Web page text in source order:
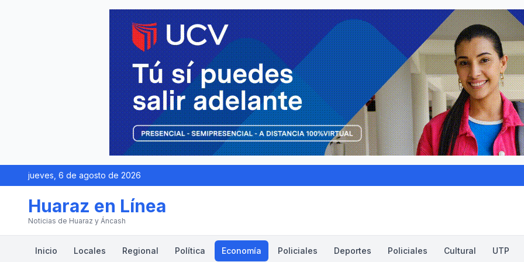
jueves, 6 de agosto de 2026
Huaraz en Línea
Noticias de Huaraz y Áncash
Inicio Locales Regional Política Economía Policiales Deportes Policiales Cultural UTP